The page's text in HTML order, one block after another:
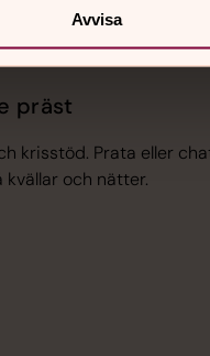
Avvisa
präst
krisstöd. Prata eller
och nätter.